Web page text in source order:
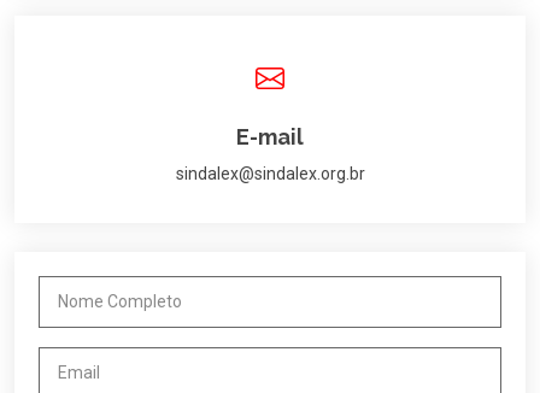
E-mail
sindalex@sindalex.org.br